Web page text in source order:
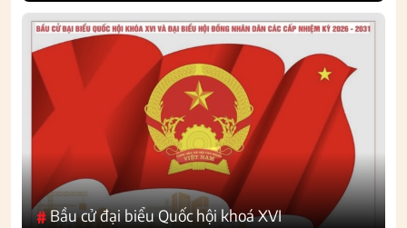
#Bầu cử đại biểu Quốc hội khoá XVI